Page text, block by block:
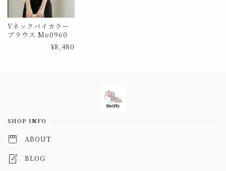
Vネックバイカラー
ブラウス Me0960
¥8,480
SHOP INFO
ABOUT
BLOG